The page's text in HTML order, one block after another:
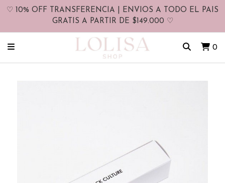
♡ 10% OFF TRANSFERENCIA | ENVIOS A TODO EL PAIS
GRATIS A PARTIR DE $149.000 ♡
0